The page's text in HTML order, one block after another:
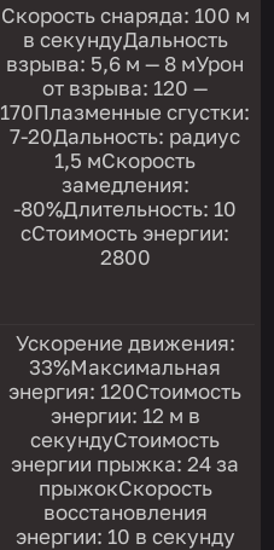
Скорость снаряда: 100 м
в секундуДальность
взрыва: 5,6 м — 8 мУрон
от взрыва: 120 —
170Плазменные сгустки:
7-20Дальность: радиус
1,5 мСкорость
замедления:
-80%Длительность: 10
сСтоимость энергии:
2800
Ускорение движения:
33%Максимальная
энергия: 120Стоимость
энергии: 12 м в
секундуСтоимость
энергии прыжка: 24 за
прыжокСкорость
восстановления
энергии: 10 в секунду